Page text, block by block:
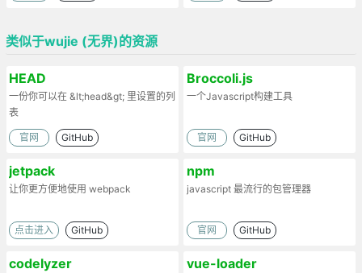
类似于wujie (无界)的资源
HEAD
一份你可以在 &lt;head&gt; 里设置的列
表
官网 GitHub
Broccoli.js
一个Javascript构建工具
官网 GitHub
jetpack
让你更方便地使用 webpack
点击进入 GitHub
npm
javascript 最流行的包管理器
官网 GitHub
codelyzer vue-loader